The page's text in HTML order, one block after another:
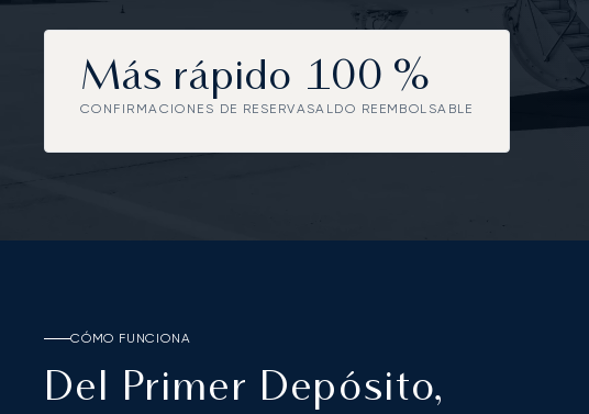
Más rápido
CONFIRMACIONES DE RESERVA
100 %
SALDO REEMBOLSABLE
CÓMO FUNCIONA
Del Primer Depósito,